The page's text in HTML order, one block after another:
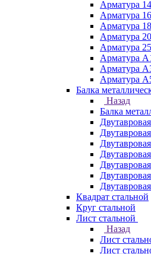
Арматура
Арматура
Арматура
Арматура
Арматура
Арматура
Арматура
Арматура
Балка
Назад
Балка
Квадрат стальной
Круг стальной
Лист стальной
Назад
Лист
Лист